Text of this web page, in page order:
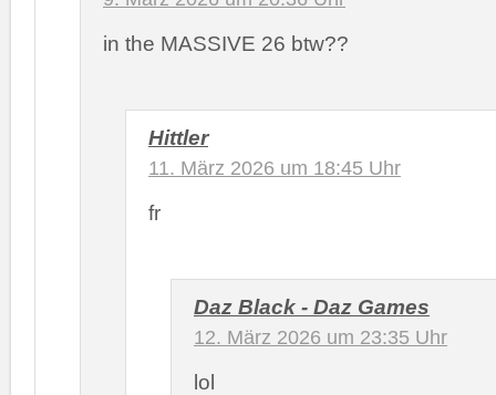
in the MASSIVE 26 btw??
Hittler
11. März 2026 um 18:45 Uhr
fr
Daz Black - Daz Games
12. März 2026 um 23:35 Uhr
lol